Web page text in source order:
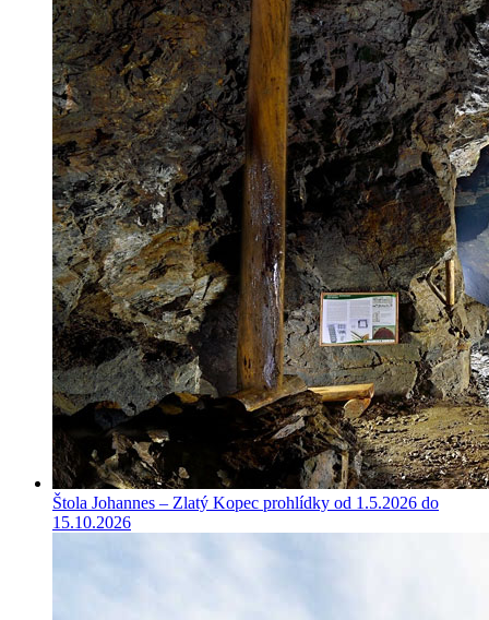
Štola Johannes – Zlatý Kopec prohlídky od 1.5.2026 do
15.10.2026